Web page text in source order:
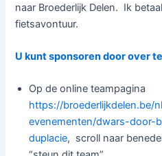
naar Broederlijk Delen. Ik
fietsavontuur.
U kunt sponsoren door over
Op de online teampagina
https://broederlijkdelen.be/
evenementen/dwars-door-
duplacie, scroll naar